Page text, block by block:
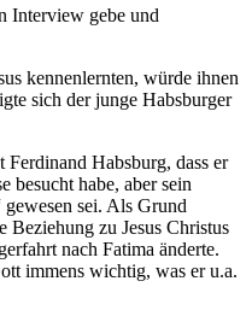
Interview gebe und
kennenlernten, würde ihnen
sich der junge Habsburger
Habsburg, dass er
besucht habe, aber sein
sei. Als Grund
Beziehung zu Jesus Christus
nach Fatima änderte.
immens wichtig, was er u.a.